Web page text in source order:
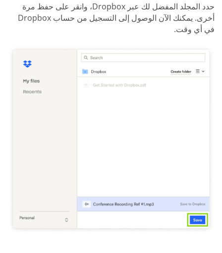
حدد المجلد المفضل لك عبر Dropbox، وانقر على حفظ مرة
أخرى. يمكنك الآن الوصول إلى التسجيل من حساب Dropbox
في أي وقت.